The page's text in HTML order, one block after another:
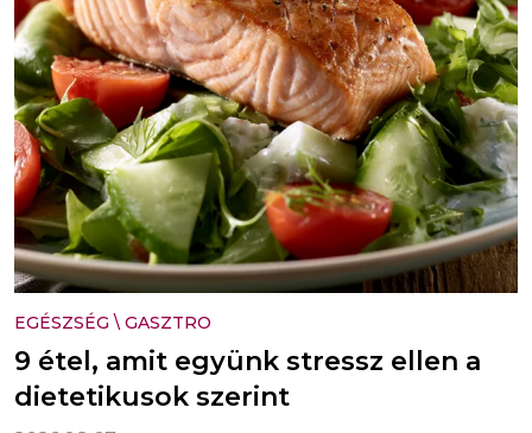
EGÉSZSÉG \ GASZTRO
9 étel, amit együnk stressz ellen a
dietetikusok szerint